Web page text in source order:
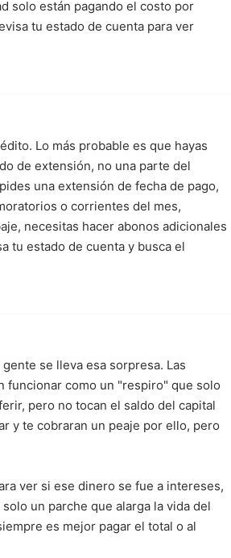
solo están pagando el costo por
tu estado de cuenta para ver
Lo más probable es que hayas
de extensión, no una parte del
una extensión de fecha de pago,
o corrientes del mes,
necesitas hacer abonos adicionales
tu estado de cuenta y busca el
se lleva esa sorpresa. Las
funcionar como un "respiro" que solo
pero no tocan el saldo del capital
y te cobraran un peaje por ello, pero
ver si ese dinero se fue a intereses,
un parche que alarga la vida del
es mejor pagar el total o al